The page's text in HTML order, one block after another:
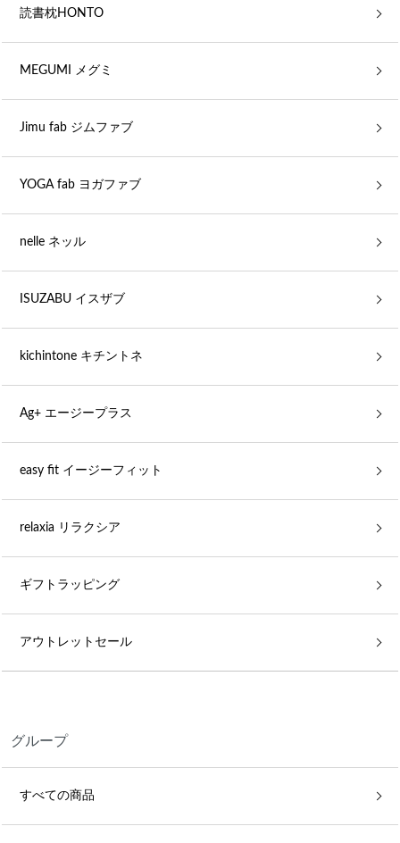
読書枕HONTO
MEGUMI メグミ
Jimu fab ジムファブ
YOGA fab ヨガファブ
nelle ネッル
ISUZABU イスザブ
kichintone キチントネ
Ag+ エージープラス
easy fit イージーフィット
relaxia リラクシア
ギフトラッピング
アウトレットセール
グループ
すべての商品